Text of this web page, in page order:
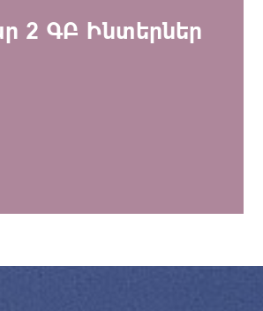
2 ԳԲ Ինտերներ